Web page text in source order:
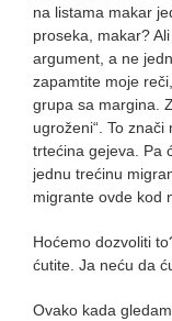
na listama makar
proseka, makar?
argument, a ne
zapamtite moje
grupa sa margina.
ugroženi“. To
trtećina gejeva. Pa
jednu trećinu
migrante ovde kod
Hoćemo dozvoliti
ćutite. Ja neću da
Ovako kada